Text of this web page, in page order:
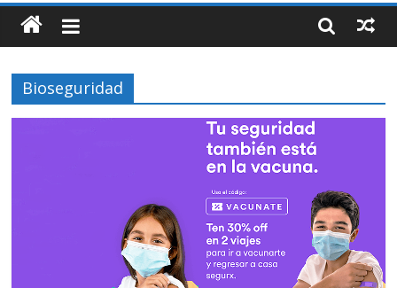
Bioseguridad